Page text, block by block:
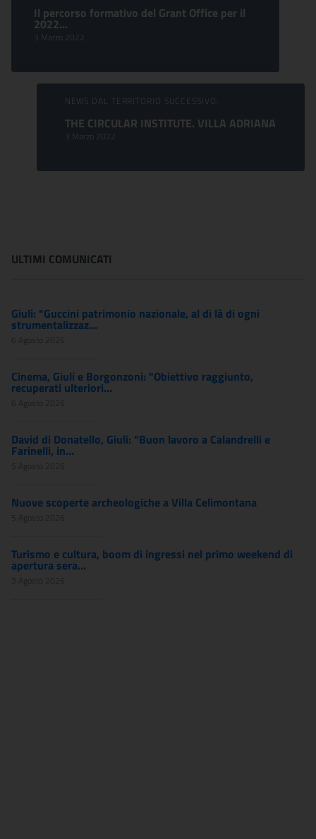
Il percorso formativo del Grant Office per il
2022...
3 Marzo 2022
NEWS DAL TERRITORIO SUCCESSIVO:
THE CIRCULAR INSTITUTE. VILLA ADRIANA
3 Marzo 2022
ULTIMI COMUNICATI
Giuli: "Guccini patrimonio nazionale, al di là di ogni
strumentalizzaz...
6 Agosto 2026
Cinema, Giuli e Borgonzoni: "Obiettivo raggiunto,
recuperati ulteriori...
6 Agosto 2026
David di Donatello, Giuli: "Buon lavoro a Calandrelli e
Farinelli, in...
5 Agosto 2026
Nuove scoperte archeologiche a Villa Celimontana
5 Agosto 2026
Turismo e cultura, boom di ingressi nel primo weekend di
apertura sera...
3 Agosto 2026